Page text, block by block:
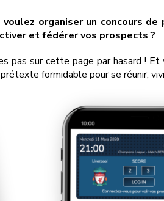
organiser un concours
et fédérer vos prospects ?
pas sur cette page par hasard !
formidable pour se réunir,